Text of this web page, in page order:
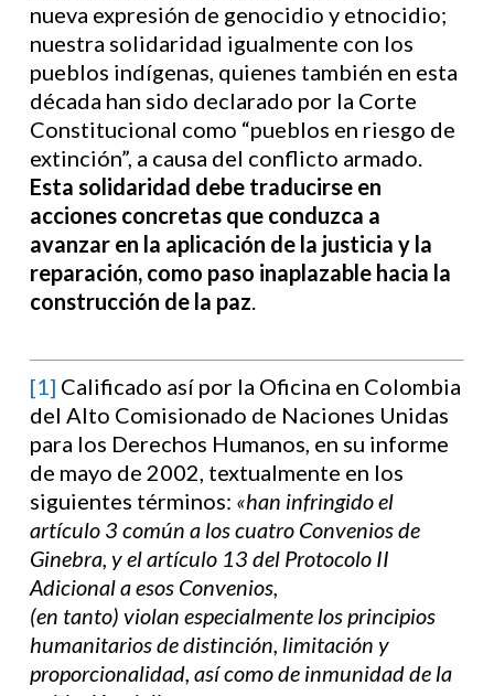
nueva expresión de genocidio y etnocidio;
nuestra solidaridad igualmente con los
pueblos indígenas, quienes también en esta
década han sido declarado por la Corte
Constitucional como “pueblos en riesgo de
extinción”, a causa del conflicto armado.
Esta solidaridad debe traducirse en
acciones concretas que conduzca a
avanzar en la aplicación de la justicia y la
reparación, como paso inaplazable hacia la
construcción de la paz.
[1] Calificado así por la Oficina en Colombia
del Alto Comisionado de Naciones Unidas
para los Derechos Humanos, en su informe
de mayo de 2002, textualmente en los
siguientes términos: «han infringido el
artículo 3 común a los cuatro Convenios de
Ginebra, y el artículo 13 del Protocolo II
Adicional a esos Convenios,
(en tanto) violan especialmente los principios
humanitarios de distinción, limitación y
proporcionalidad, así como de inmunidad de la